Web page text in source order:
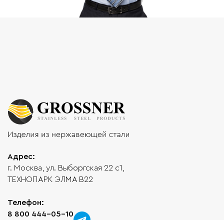
Адрес:
г. Москва, ул. Выборгская 22 с1,
ТЕХНОПАРК ЭЛМА В22
Телефон:
8 800 444-05-10